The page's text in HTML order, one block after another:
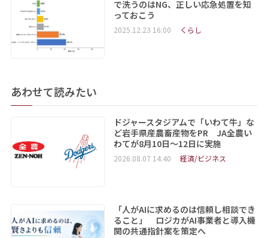
で洗うのはNG、正しい応急処置を知
っておこう
2025.12.23 16:00 くらし
あわせて読みたい
ドジャースタジアムで「いわて牛」な
ど岩手県産農畜産物をPR JA全農い
わてが8月10日～12日に実施
2026.08.07 14:40 経済/ビジネス
「人がAIに求めるのは信頼し相談でき
ること」 ロジカがAI事業者と導入機
関の共通指針案を策定へ